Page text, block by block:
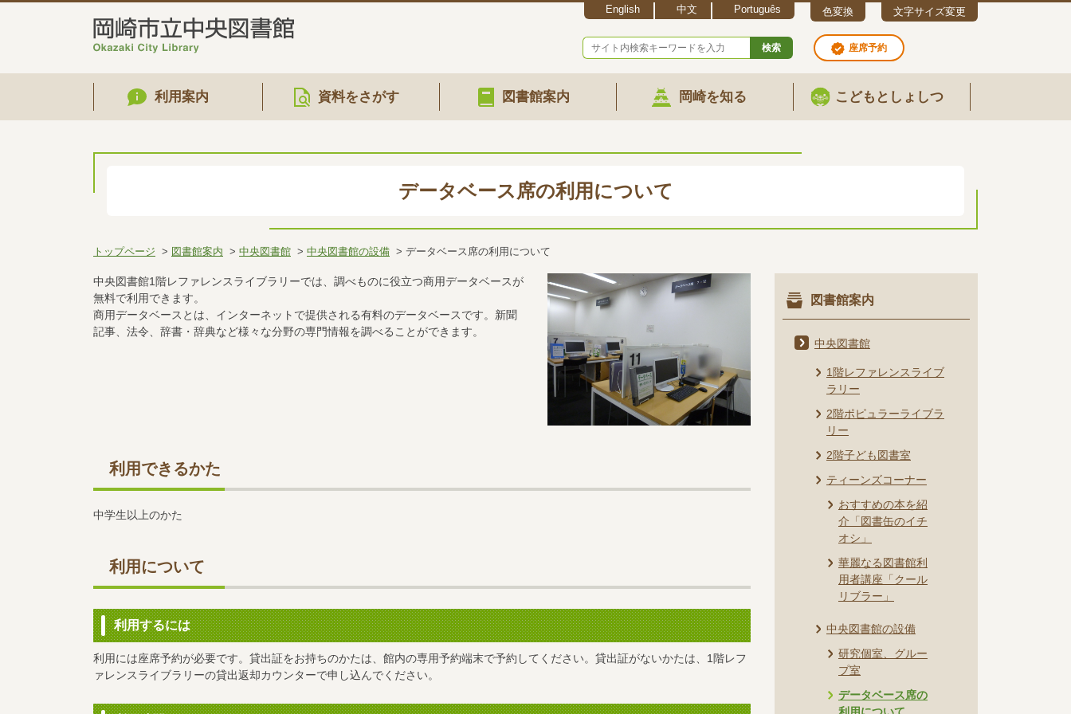
English 中文 Português 色変換 文字サイズ変更
検索 座席予約
利用案内 資料をさがす 図書館案内 岡崎を知る こどもとしょしつ
データベース席の利用について
トップページ 図書館案内 中央図書館 中央図書館の設備 データベース席の利用について
中央図書館1階レファレンスライブラリーでは、調べものに役立つ商用データベースが
無料で利用できます。
商用データベースとは、インターネットで提供される有料のデータベースです。新聞
記事、法令、辞書・辞典など様々な分野の専門情報を調べることができます。
利用できるかた
中学生以上のかた
利用について
利用するには
利用には座席予約が必要です。貸出証をお持ちのかたは、館内の専用予約端末で予約してください。貸出証がないかたは、1階レフ
ァレンスライブラリーの貸出返却カウンターで申し込んでください。
図書館案内
中央図書館
1階レファレンスライブ
ラリー
2階ポピュラーライブラ
リー
2階子ども図書室
ティーンズコーナー
おすすめの本を紹
介「図書缶のイチ
オシ」
華麗なる図書館利
用者講座「クール
リブラー」
中央図書館の設備
研究個室、グルー
プ室
データベース席の